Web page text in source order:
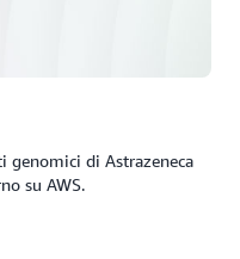
genomici di Astrazeneca
su AWS.